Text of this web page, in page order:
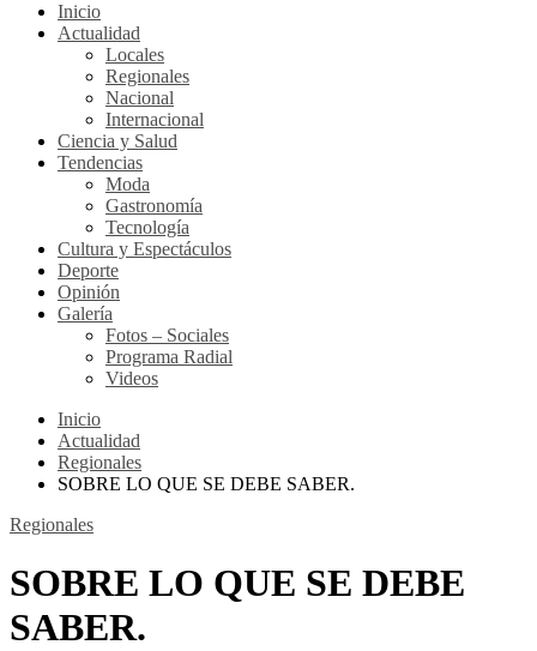
Inicio
Actualidad
Locales
Regionales
Nacional
Internacional
Ciencia y Salud
Tendencias
Moda
Gastronomía
Tecnología
Cultura y Espectáculos
Deporte
Opinión
Galería
Fotos – Sociales
Programa Radial
Videos
Inicio
Actualidad
Regionales
SOBRE LO QUE SE DEBE SABER.
Regionales
SOBRE LO QUE SE DEBE
SABER.